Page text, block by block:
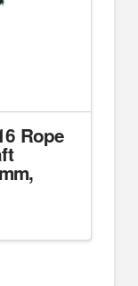
Rope